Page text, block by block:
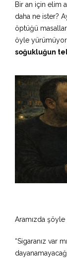
Bir an için elim
daha ne ister?
öptüğü
öyle
soğukluğun
Aramızda
“Sigaranız var